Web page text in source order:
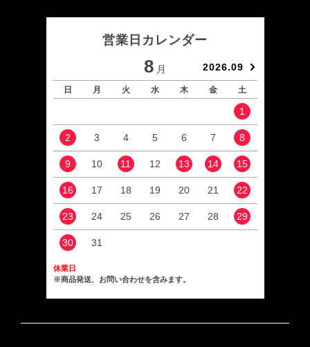
営業日カレンダー
8 月 2026.09
日 月 火 水 木 金 土
1
2 3 4 5 6 7 8
9 10 11 12 13 14 15
16 17 18 19 20 21 22
23 24 25 26 27 28 29
30 31
休業日
※商品発送、お問い合わせを含みます。